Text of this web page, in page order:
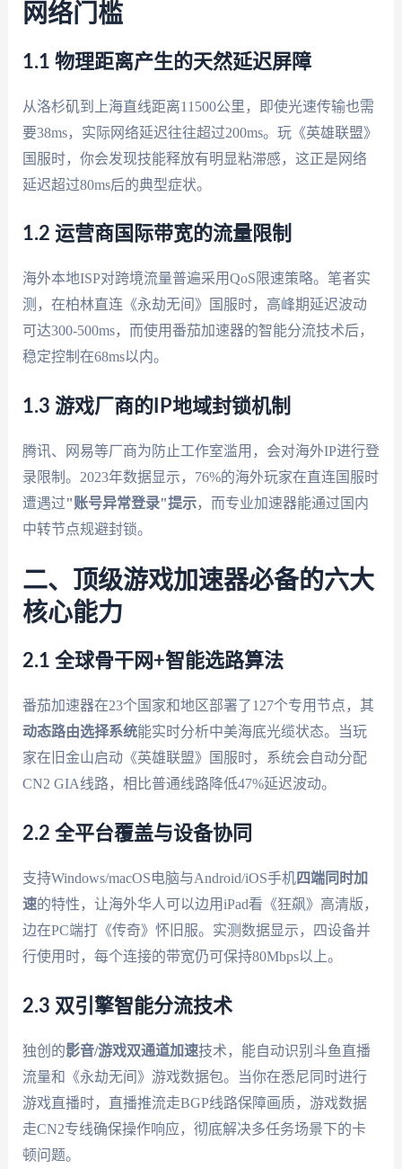
网络门槛
1.1 物理距离产生的天然延迟屏障
从洛杉矶到上海直线距离11500公里，即使光速传输也需
要38ms，实际网络延迟往往超过200ms。玩《英雄联盟》
国服时，你会发现技能释放有明显粘滞感，这正是网络
延迟超过80ms后的典型症状。
1.2 运营商国际带宽的流量限制
海外本地ISP对跨境流量普遍采用QoS限速策略。笔者实
测，在柏林直连《永劫无间》国服时，高峰期延迟波动
可达300-500ms，而使用番茄加速器的智能分流技术后，
稳定控制在68ms以内。
1.3 游戏厂商的IP地域封锁机制
腾讯、网易等厂商为防止工作室滥用，会对海外IP进行登
录限制。2023年数据显示，76%的海外玩家在直连国服时
遭遇过"账号异常登录"提示，而专业加速器能通过国内
中转节点规避封锁。
二、顶级游戏加速器必备的六大
核心能力
2.1 全球骨干网+智能选路算法
番茄加速器在23个国家和地区部署了127个专用节点，其
动态路由选择系统能实时分析中美海底光缆状态。当玩
家在旧金山启动《英雄联盟》国服时，系统会自动分配
CN2 GIA线路，相比普通线路降低47%延迟波动。
2.2 全平台覆盖与设备协同
支持Windows/macOS电脑与Android/iOS手机四端同时加
速的特性，让海外华人可以边用iPad看《狂飙》高清版，
边在PC端打《传奇》怀旧服。实测数据显示，四设备并
行使用时，每个连接的带宽仍可保持80Mbps以上。
2.3 双引擎智能分流技术
独创的影音/游戏双通道加速技术，能自动识别斗鱼直播
流量和《永劫无间》游戏数据包。当你在悉尼同时进行
游戏直播时，直播推流走BGP线路保障画质，游戏数据
走CN2专线确保操作响应，彻底解决多任务场景下的卡
顿问题。